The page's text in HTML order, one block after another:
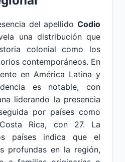
del apellido Codio
una distribución que
colonial como los
contemporáneos. En
en América Latina y
es notable, con
liderando la presencia
por países como
Rica, con 27. La
países indica que el
profundas en la región,